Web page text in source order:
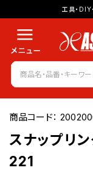
工具・DIY
商品コード：
スナップリ
221